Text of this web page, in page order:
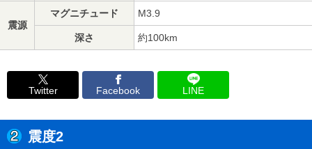
震源
マグニチュード M3.9
深さ 約100km
Twitter Facebook LINE
震度2